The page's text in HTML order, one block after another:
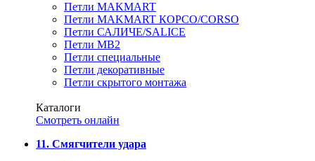
Петли MAKMART
Петли MAKMART КОРСО/CORSO
Петли САЛИЧЕ/SALICE
Петли MB2
Петли специальные
Петли декоративные
Петли скрытого монтажа
Каталоги
Смотреть онлайн
11. Смягчители удара